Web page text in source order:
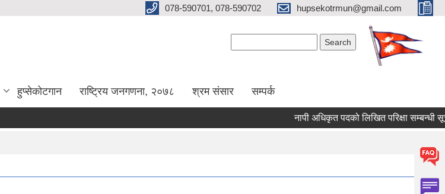
078-590701, 078-590702 hupsekotrmun@gmail.com
हुप्सेकोटगान राष्ट्रिय जनगणना, २०७८ श्रम संसार सम्पर्क
नापी अधिकृत पदको लिखित परिक्षा सम्बन्धी सूचना!!!